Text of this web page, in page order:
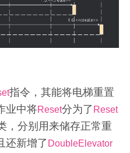
指令，其能将电梯重置
业中将Reset分为了 Reset
，分别用来储存正常重
还新增了 DoubleElevator